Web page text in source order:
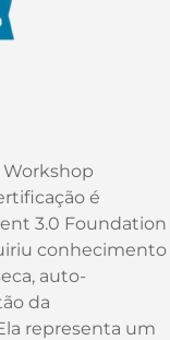
Workshop
é
3.0 Foundation
conhecimento
auto-
da
representa um